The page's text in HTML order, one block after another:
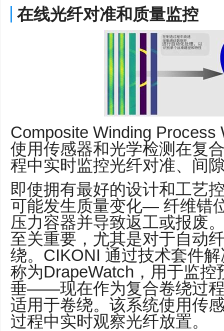
在线光纤对准和质量监控
Composite Winding Process
使用传感器和光学检测在复
程中实时监控光纤对准、间
即使拥有最好的设计和工艺
可能发生质量变化— 纤维错
压力容器并导致返工或报废
至关重要，尤其是对于自动
绕。CIKONI 通过技术套件
称为DrapeWatch，用于监
垂——现在作为复合卷绕过
适用于卷绕。该系统使用传
过程中实时观察光纤放置。